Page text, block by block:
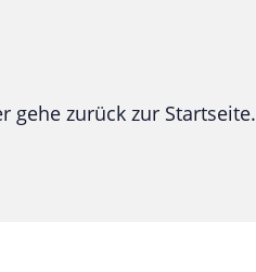
gehe zurück zur Startseite.